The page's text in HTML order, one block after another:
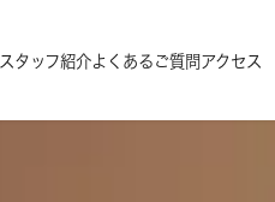
スタッフ紹介よくあるご質問アクセス